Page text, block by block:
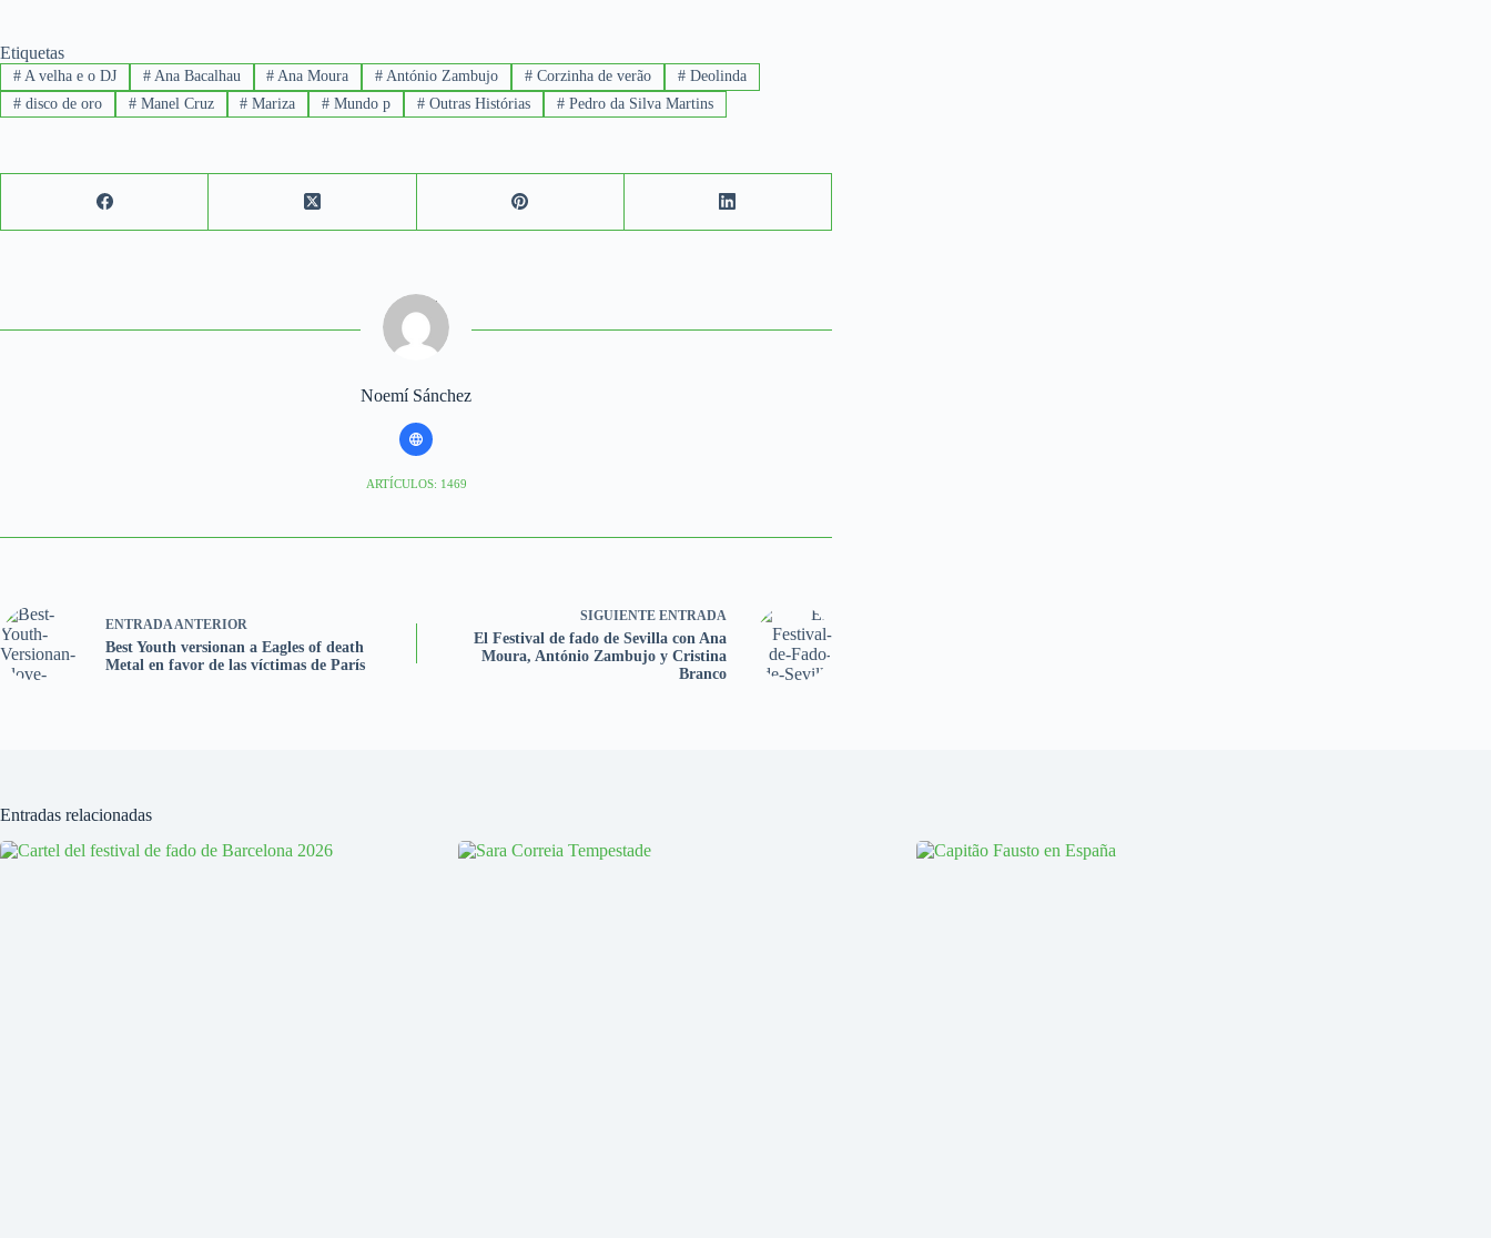
Etiquetas
#A velha e o DJ #Ana Bacalhau # Ana Moura # António Zambujo # Corzinha de verão #Deolinda
#disco de oro #Manel Cruz # Mariza # Mundo p # Outras Histórias #Pedro da Silva Martins
Noemí Sánchez
ARTÍCULOS: 1469
ENTRADA ANTERIOR
Best Youth versionan a Eagles of death
Metal en favor de las víctimas de París
SIGUIENTE ENTRADA
El Festival de fado de Sevilla con Ana
Moura, António Zambujo y Cristina
Branco
Entradas relacionadas